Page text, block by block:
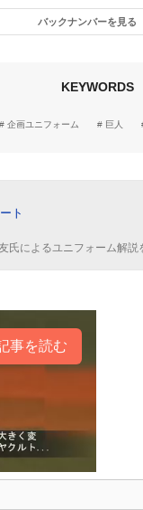
バックナンバーを見る
KEYWORDS
企画ユニフォーム 巨人
ト
氏によるユニフォーム解説
事を読む